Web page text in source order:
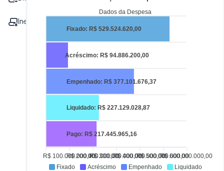
Inexigibilidade
Fixado Acréscimo Empenhado Liquidado
R$ 600.000.000,00
R$ 500.000.000,00
R$ 400.000.000,00
R$ 300.000.000,00
R$ 200.000.000,00
R$ 100.000.000,00
Fixado: R$ 529.524.620,00
Acréscimo: R$ 94.886.200,00
Empenhado: R$ 377.101.676,37
Liquidado: R$ 227.129.028,87
Pago: R$ 217.445.965,16
Dados da Despesa